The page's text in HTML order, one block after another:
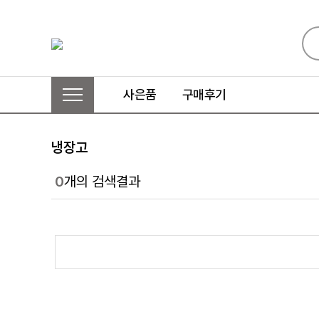
사은품 구매후기
냉장고
0개의 검색결과